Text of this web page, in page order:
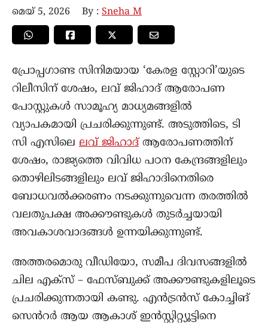
മെയ്‌ 5, 2026 By : Sneha M
പ്രോപ്പഗാണ്ട സിനിമയായ ‘കേരള സ്റ്റോറി’യുടെ
റിലീസിന് ശേഷം, ലവ് ജിഹാദ് ആരോപണ
പോസ്റ്റുകൾ സാമൂഹ്യ മാധ്യമങ്ങളിൽ
വ്യാപകമായി പ്രചരിക്കുന്നുണ്ട്. അടുത്തിടെ, ടി
സി എസിലെ ലവ് ജിഹാദ്ആരോപണത്തിന്
ശേഷം, രാജ്യത്തെ വിവിധ പഠന കേന്ദ്രങ്ങളിലും
തൊഴിലിടങ്ങളിലും ലവ് ജിഹാദിനെതിരെ
ബോധവല്‍ക്കരണം നടക്കുന്നുവെന്ന തരത്തിൽ
വലതുപക്ഷ അക്കൗണ്ടുകൾ തുടർച്ചയായി
അവകാശവാദങ്ങൾ ഉന്നയിക്കുന്നുണ്ട്.
അത്തരമൊരു വീഡിയോ, സമീപ ദിവസങ്ങളിൽ
ചില എക്സ് – ഫേസ്ബുക്ക് അക്കൗണ്ടുകളിലൂടെ
പ്രചരിക്കുന്നതായി കണ്ടു. എൻട്രൻസ് കോച്ചിങ്
സെൻറർ ആയ ആകാശ് ഇൻസ്റ്റിറ്റ്യൂട്ടിനെ